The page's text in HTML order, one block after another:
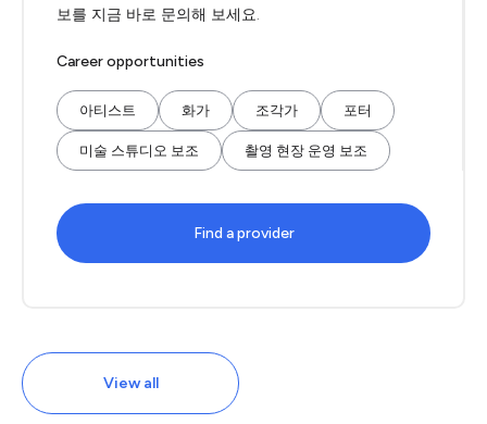
보를 지금 바로 문의해 보세요.
Career opportunities
아티스트 화가 조각가 포터
미술 스튜디오 보조 촬영 현장 운영 보조
Find a provider
View all